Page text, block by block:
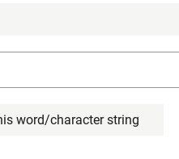
word/character string